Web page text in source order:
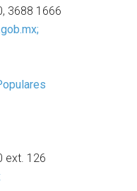
3688 1666
ext. 126